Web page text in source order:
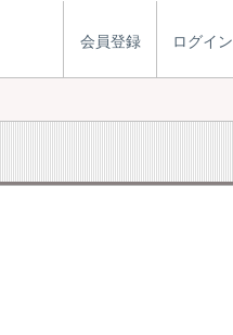
会員登録 ログイン